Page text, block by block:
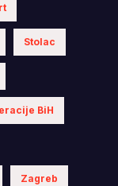
Stolac
BiH
Zagreb